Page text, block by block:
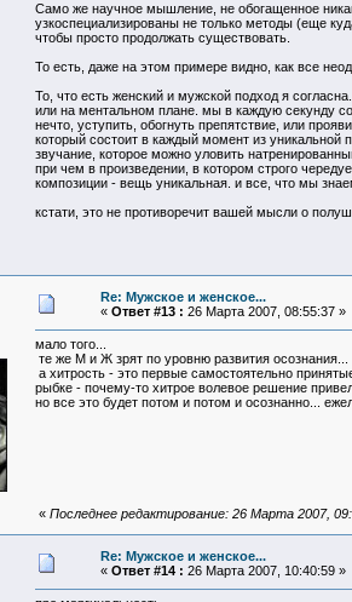
Само же научное мышление, не обогащенное
узкоспециализированы не только методы (еще
чтобы просто продолжать существовать.
То есть, даже на этом примере видно, как все
То, что есть женский и мужской подход я
или на ментальном плане. мы в каждую секунду
нечто, уступить, обогнуть препятствие, или
который состоит в каждый момент из уникальной
звучание, которое можно уловить
при чем в произведении, в котором строго
композиции - вещь уникальная. и все, что мы
кстати, это не противоречит вашей мысли о
Re: Мужское и женское...
« Ответ #13 : 26 Марта 2007, 08:55:37 »
мало того...
те же М и Ж зрят по уровню развития осознания...
а хитрость - это первые самостоятельно
рыбке - почему-то хитрое волевое решение
но все это будет потом и потом и осознанно...
« Последнее редактирование: 26 Марта 2007,
Re: Мужское и женское...
« Ответ #14 : 26 Марта 2007, 10:40:59 »